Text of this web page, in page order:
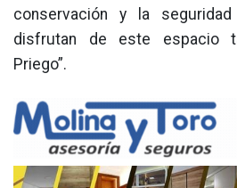
conservación y la
disfrutan de este espacio
Priego”.